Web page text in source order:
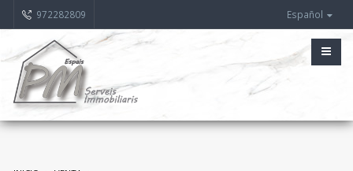
972282809 Español